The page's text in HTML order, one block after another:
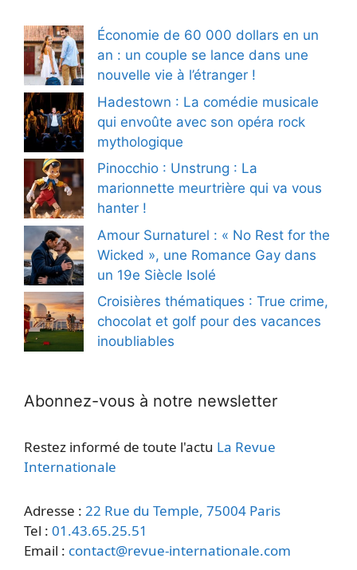
Économie de 60 000 dollars en un
an : un couple se lance dans une
nouvelle vie à l’étranger !
Hadestown : La comédie musicale
qui envoûte avec son opéra rock
mythologique
Pinocchio : Unstrung : La
marionnette meurtrière qui va vous
hanter !
Amour Surnaturel : « No Rest for the
Wicked », une Romance Gay dans
un 19e Siècle Isolé
Croisières thématiques : True crime,
chocolat et golf pour des vacances
inoubliables
Abonnez-vous à notre newsletter
Restez informé de toute l'actu La Revue
Internationale
Adresse : 22 Rue du Temple, 75004 Paris
Tel : 01.43.65.25.51
Email : contact@revue-internationale.com